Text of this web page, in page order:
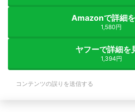
Amazonで詳細
1,580円
ヤフーで詳細を
1,394円
コンテンツの誤りを送信する